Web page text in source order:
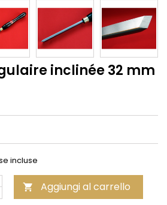
inclinée 32 mm
incluse
 Aggiungi al carrello